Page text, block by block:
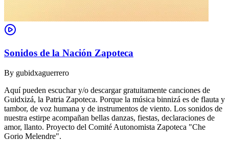
Sonidos de la Nación Zapoteca
By gubidxaguerrero
Aquí pueden escuchar y/o descargar gratuitamente canciones de
Guidxizá, la Patria Zapoteca. Porque la música binnizá es de flauta y
tambor, de voz humana y de instrumentos de viento. Los sonidos de
nuestra estirpe acompañan bellas danzas, fiestas, declaraciones de
amor, llanto. Proyecto del Comité Autonomista Zapoteca "Che
Gorio Melendre".